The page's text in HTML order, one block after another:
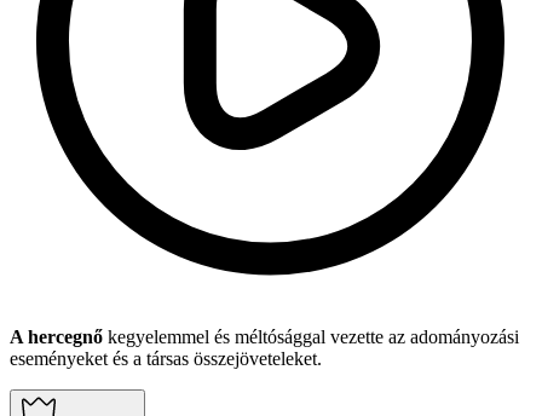
A hercegnő kegyelemmel és méltósággal vezette az adományozási
eseményeket és a társas összejöveteleket.